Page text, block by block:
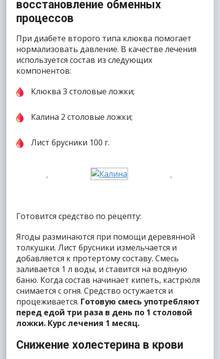
восстановление обменных
процессов
При диабете второго типа клюква помогает
нормализовать давление. В качестве лечения
используется состав из следующих
компонентов:
Клюква 3 столовые ложки;
Калина 2 столовые ложки;
Лист брусники 100 г.
Готовится средство по рецепту:
Ягоды разминаются при помощи деревянной
толкушки. Лист брусники измельчается и
добавляется к протертому составу. Смесь
заливается 1 л воды, и ставится на водяную
баню. Когда состав начинает кипеть, кастрюля
снимается с огня. Средство остужается и
процеживается. Готовую смесь употребляют
перед едой три раза в день по 1 столовой
ложки. Курс лечения 1 месяц.
Снижение холестерина в крови